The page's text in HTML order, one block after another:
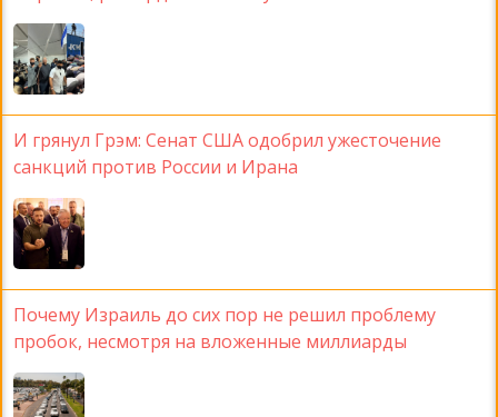
И грянул Грэм: Сенат США одобрил ужесточение
санкций против России и Ирана
Почему Израиль до сих пор не решил проблему
пробок, несмотря на вложенные миллиарды